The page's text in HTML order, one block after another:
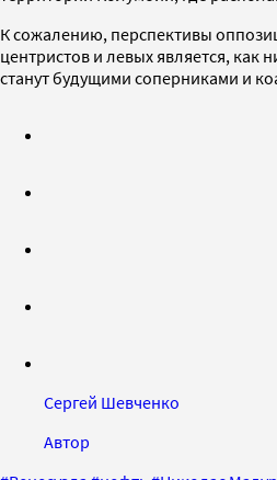
К сожалению, перспективы
центристов и левых является,
станут будущими соперниками и
Сергей Шевченко
Автор